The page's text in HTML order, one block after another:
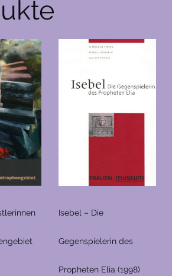
Isebel – Die
Gegenspielerin des
Propheten Elia (1998)